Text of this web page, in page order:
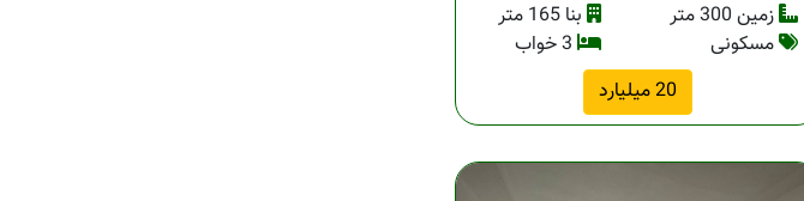
زمین 300 متر
بنا 165 متر
مسکونی
3 خواب
20 میلیارد